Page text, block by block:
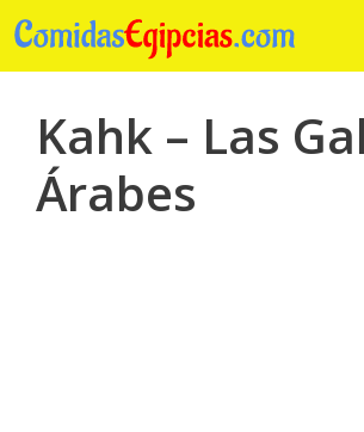
Saltar
al
contenido
Kahk – Las
Árabes